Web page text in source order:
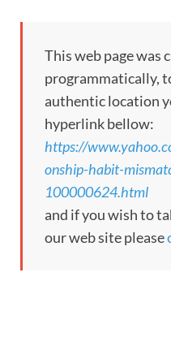
This web page was
programmatically,
authentic location
hyperlink bellow:
https://
onship-habit-
100000624.html
and if you wish to
our web site please